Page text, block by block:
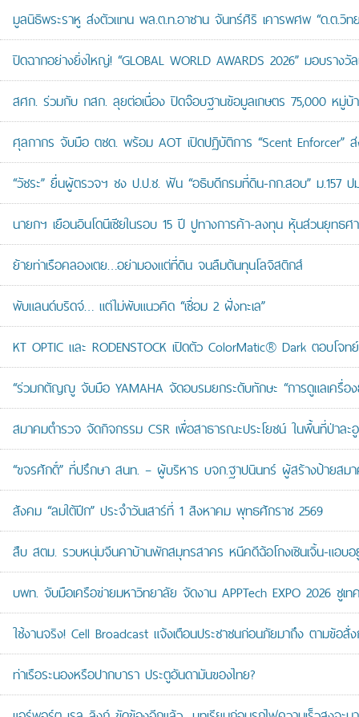
มูลนิธิพระราหู ส่งตัวแทน พล.ต.ท.อาชาน จันทร์ศิริ เคารพศพ “ด.ต.วิท
ปิดฉากอย่างยิ่งใหญ่! “GLOBAL WORLD AWARDS 2026” มอบรา
สศก. ร่วมกับ กสก. ลุยต่อเนื่อง ปิดจ๊อบฐานข้อมูลเกษตร 75,000 หมู่
ศุลกากร จับมือ ตชด. พร้อม AOT เปิดปฏิบัติการ “Scent Enforcer”
“วัชระ” ยื่นผู้ตรวจฯ ชง ป.ป.ช. ฟัน “อธิบดีกรมที่ดิน-กก.สอบ” ม.157 ป
นายกฯ เยือนอินโดนีเซียในรอบ 15 ปี ปูทางการค้า-ลงทุน หุ้นส่วนยุทธศ
ย้ายท่าเรือคลองเตย…อย่ามองแต่ที่ดิน จนลืมต้นทุนโลจิสติกส์
พับแลนด์บริดจ์… แต่ไม่พับแนวคิด “เชื่อม 2 ฝั่งทะเล”
KT OPTIC และ RODENSTOCK เปิดตัว ColorMatic® Dark ตอบโจ
“ร่วมกตัญญู จับมือ YAMAHA จัดอบรมยกระดับทักษะ “การดูแลเครื่อ
สมาคมตำรวจ จัดกิจกรรม CSR เพื่อสาธารณะประโยชน์ ในพื้นที่ป่าละอู
“ขจรศักดิ์” ที่ปรึกษา สนท. – ผู้บริหาร บจก.ฐาปนินทร์ ผู้สร้างป้ายสม
สังคม “ลมใต้ปีก” ประจำวันเสาร์ที่ 1 สิงหาคม พุทธศักราช 2569
สืบ สตม. รวบหนุ่มจีนคาบ้านพักสมุทรสาคร หนีคดีฉ้อโกงเซินเจิ้น-แอบอ
บพท. จับมือเครือข่ายมหาวิทยาลัย จัดงาน APPTech EXPO 2026 ชูเ
ใช้งานจริง! Cell Broadcast แจ้งเตือนประชาชนก่อนภัยมาถึง ตามข้อสั่
ท่าเรือระนองหรือปากบารา ประตูอันดามันของไทย?